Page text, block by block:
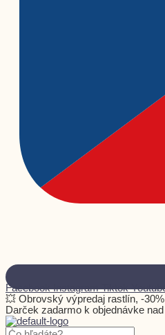
Facebook Instagram Tiktok
💥 Obrovský výpredaj rastlín, -
Darček zadarmo k objednávke